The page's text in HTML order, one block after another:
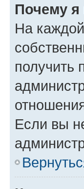
Почему я
На
получить
Если вы